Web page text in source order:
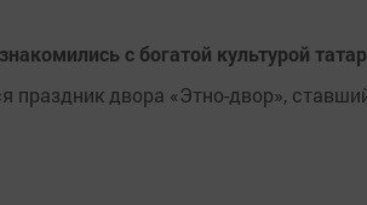
с богатой культурой
праздник двора «Этно-двор»,